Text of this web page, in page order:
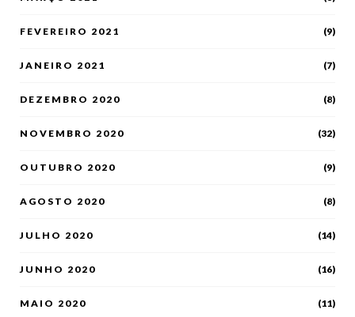
FEVEREIRO 2021 (9)
JANEIRO 2021 (7)
DEZEMBRO 2020 (8)
NOVEMBRO 2020 (32)
OUTUBRO 2020 (9)
AGOSTO 2020 (8)
JULHO 2020 (14)
JUNHO 2020 (16)
MAIO 2020 (11)